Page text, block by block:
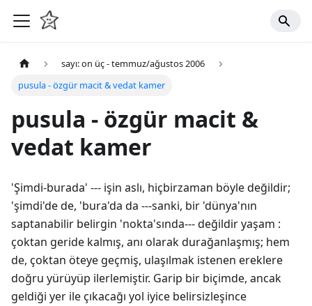
sayı: on üç - temmuz/ağustos 2006
pusula - özgür macit & vedat kamer
pusula - özgür macit &
vedat kamer
'Şimdi-burada' ­--- işin aslı, hiçbirzaman böyle değildir;
'şimdi'de de, 'bura'da da ---sanki, bir 'dünya'nın
saptanabilir belirgin 'nokta'sında--- değildir yaşam :
çoktan geride kalmış, anı olarak durağanlaşmış; hem
de, çoktan öteye geçmiş, ulaşılmak istenen ereklere
doğru yürüyüp ilerlemiştir. Garip bir biçimde, ancak
geldiği yer ile çıkacağı yol iyice belirsizleşince